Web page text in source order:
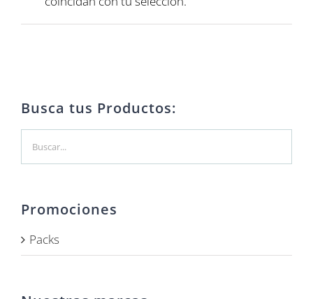
Busca tus Productos:
Promociones
Packs